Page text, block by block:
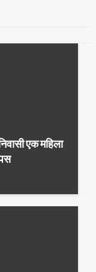
एक महिला